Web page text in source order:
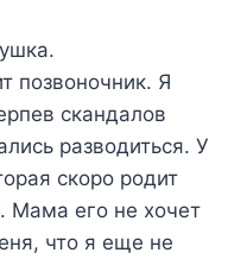
позвоночник. Я
скандалов
разводиться. У
скоро родит
Мама его не хочет
что я еще не